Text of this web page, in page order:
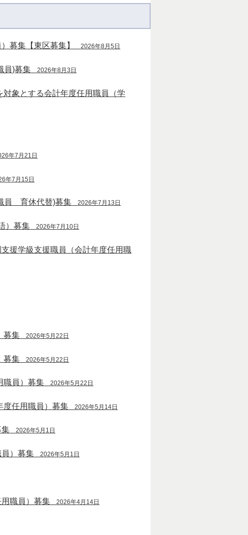
募集【東区募集】 2026年8月5日
員)募集 2026年8月3日
象とする会計年度任用職員（学
年7月21日
年7月15日
員 育休代替)募集 2026年7月13日
）募集 2026年7月10日
援学級支援職員（会計年度任用職
募集 2026年5月22日
募集 2026年5月22日
職員）募集 2026年5月22日
度任用職員）募集 2026年5月14日
集 2026年5月1日
）募集 2026年5月1日
職員）募集 2026年4月14日